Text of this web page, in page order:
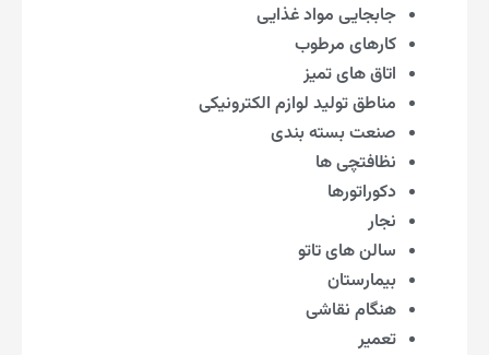
جابجایی مواد غذایی
کارهای مرطوب
اتاق های تمیز
مناطق تولید لوازم الکترونیکی
صنعت بسته بندی
نظافتچی ها
دکوراتورها
نجار
سالن های تاتو
بیمارستان
هنگام نقاشی
تعمیر